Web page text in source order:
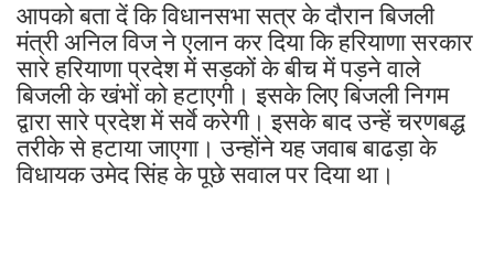
आपको बता दें कि विधानसभा सत्र के दौरान बिजली
मंत्री अनिल विज ने एलान कर दिया कि हरियाणा सरकार
सारे हरियाणा प्रदेश में सड़कों के बीच में पड़ने वाले
बिजली के खंभों को हटाएगी। इसके लिए बिजली निगम
द्वारा सारे प्रदेश में सर्वे करेगी। इसके बाद उन्हें चरणबद्ध
तरीके से हटाया जाएगा। उन्होंने यह जवाब बाढड़ा के
विधायक उमेद सिंह के पूछे सवाल पर दिया था।